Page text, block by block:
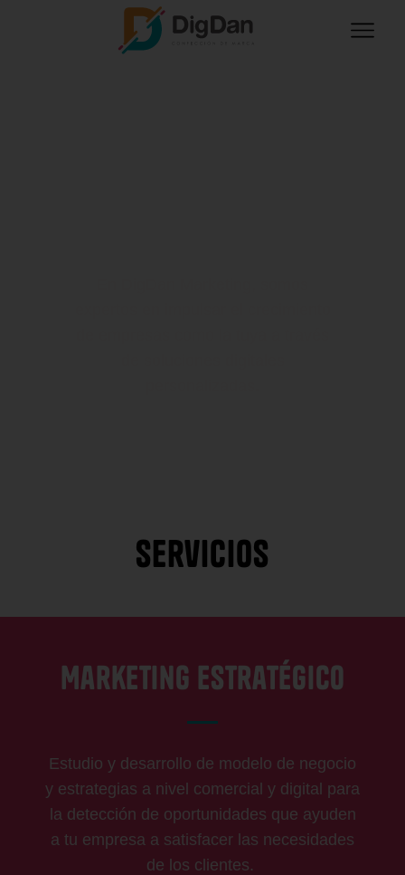
Servicios
Marketing Estratégico
Estudio y desarrollo de modelo de negocio
y estrategias a nivel comercial y digital para
la detección de oportunidades que ayuden
a tu empresa a satisfacer las necesidades
de los clientes.